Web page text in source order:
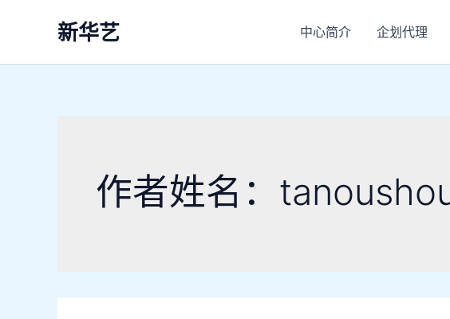
新华艺 中心简介 企划代理
作者姓名：
索：